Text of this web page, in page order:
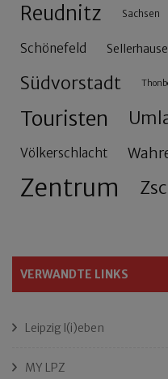
Reudnitz Sachsen
Schönefeld
Südvorstadt
Touristen
Völkerschlacht
Zentrum
VERWANDTE LINKS
Leipzig l(i)eben
MY LPZ